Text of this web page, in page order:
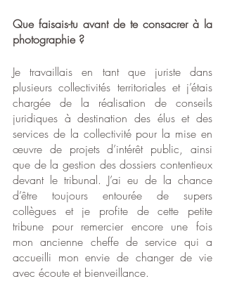
Que faisais-tu avant de te consacrer à la
photographie ?
Je travaillais en tant que juriste dans
plusieurs collectivités territoriales et j’étais
chargée de la réalisation de conseils
juridiques à destination des élus et des
services de la collectivité pour la mise en
œuvre de projets d’intérêt public, ainsi
que de la gestion des dossiers contentieux
devant le tribunal. J’ai eu de la chance
d’être toujours entourée de supers
collègues et je profite de cette petite
tribune pour remercier encore une fois
mon ancienne cheffe de service qui a
accueilli mon envie de changer de vie
avec écoute et bienveillance.